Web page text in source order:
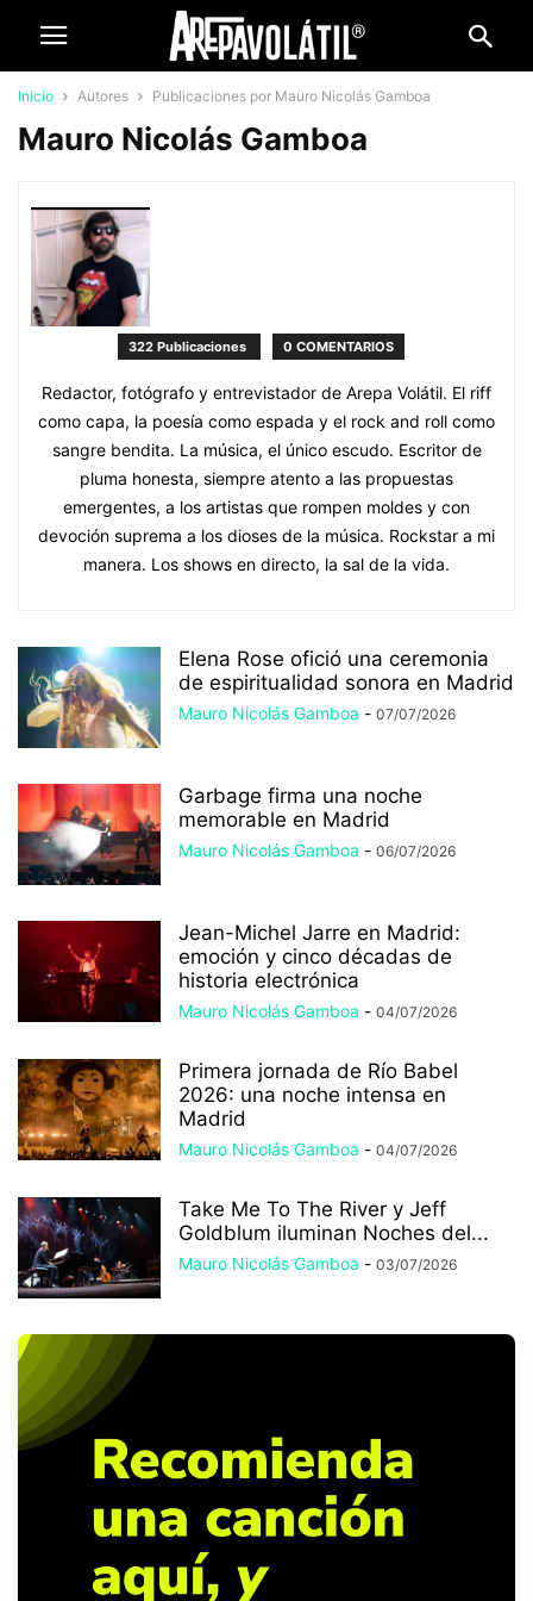
Inicio Autores Publicaciones por Mauro Nicolás Gamboa
Mauro Nicolás Gamboa
322 Publicaciones 0 COMENTARIOS
Redactor, fotógrafo y entrevistador de Arepa Volátil. El riff
como capa, la poesía como espada y el rock and roll como
sangre bendita. La música, el único escudo. Escritor de
pluma honesta, siempre atento a las propuestas
emergentes, a los artistas que rompen moldes y con
devoción suprema a los dioses de la música. Rockstar a mi
manera. Los shows en directo, la sal de la vida.
Elena Rose ofició una ceremonia
de espiritualidad sonora en Madrid
Mauro Nicolás Gamboa - 07/07/2026
Garbage firma una noche
memorable en Madrid
Mauro Nicolás Gamboa - 06/07/2026
Jean-Michel Jarre en Madrid:
emoción y cinco décadas de
historia electrónica
Mauro Nicolás Gamboa - 04/07/2026
Primera jornada de Río Babel
2026: una noche intensa en
Madrid
Mauro Nicolás Gamboa - 04/07/2026
Take Me To The River y Jeff
Goldblum iluminan Noches del...
Mauro Nicolás Gamboa - 03/07/2026